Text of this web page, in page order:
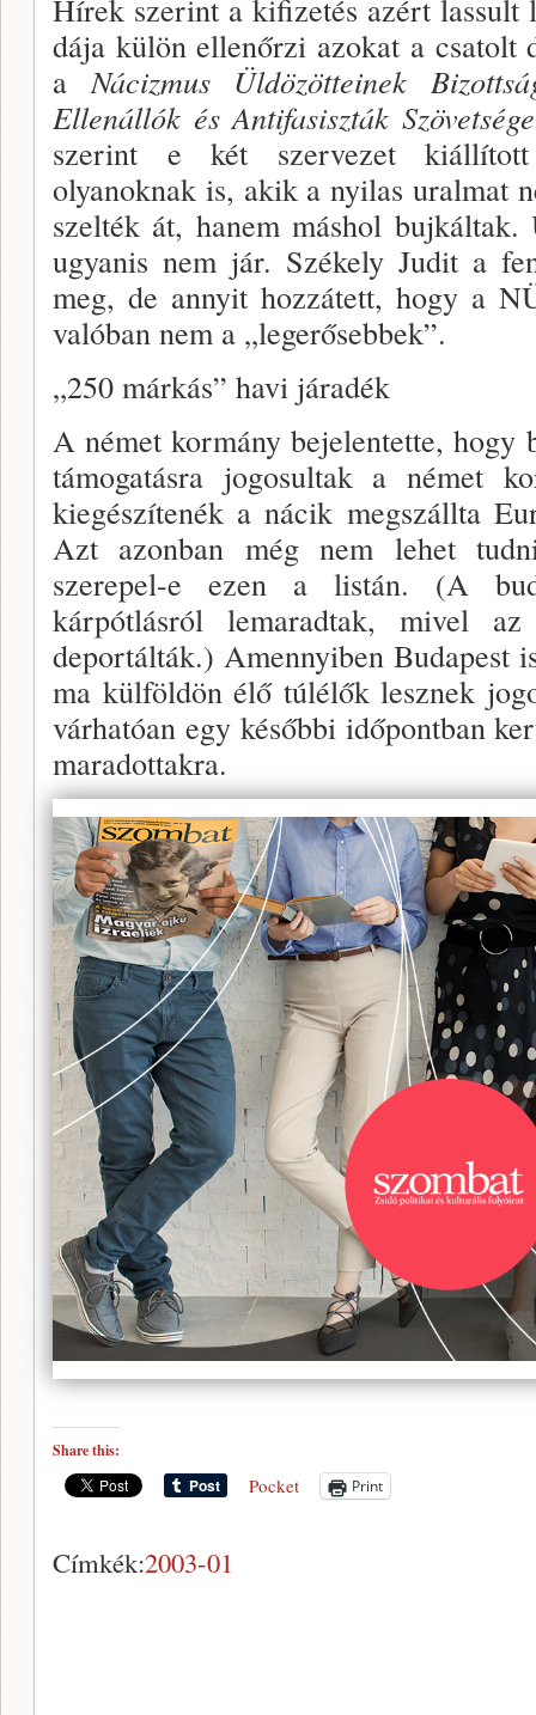
Hírek szerint a kifizetés azért
dája külön ellenőrzi azokat a csatolt
aNácizmus Üldözötteinek
Ellenállók és Antifasiszták
szerint e két szervezet
olyanoknak is, akik a nyilas uralmat
szelték át, hanem máshol
ugyanis nem jár. Székely Judit a
meg, de annyit hozzá­tett, hogy a
valóban nem a „legerősebbek”.
„250 márkás” havi járadék
A német kormány bejelentette,
támoga­tásra jogosultak a német
kiegészítenék a nácik megszállta
Azt azonban még nem lehet
szerepel-e ezen a listán. (A
kárpótlásról lemaradtak, mivel
deportálták.) Amennyiben Budapest
ma külföldön élő túl­élők lesznek
várhatóan egy későbbi idő­pontban
maradottakra.
Share this:
Pocket Print
Címkék:2003-01